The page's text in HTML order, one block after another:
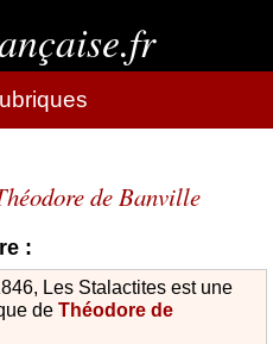
de Banville
:
Les Stalactites est une
de Théodore de